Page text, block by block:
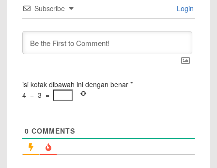
Subscribe Login
isi kotak dibawah ini dengan benar *
4 − 3 =
0 COMMENTS